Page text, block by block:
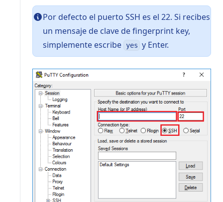
Por defecto el puerto SSH es el 22. Si recibes
un mensaje de clave de fingerprint key,
simplemente escribe
yes y Enter.